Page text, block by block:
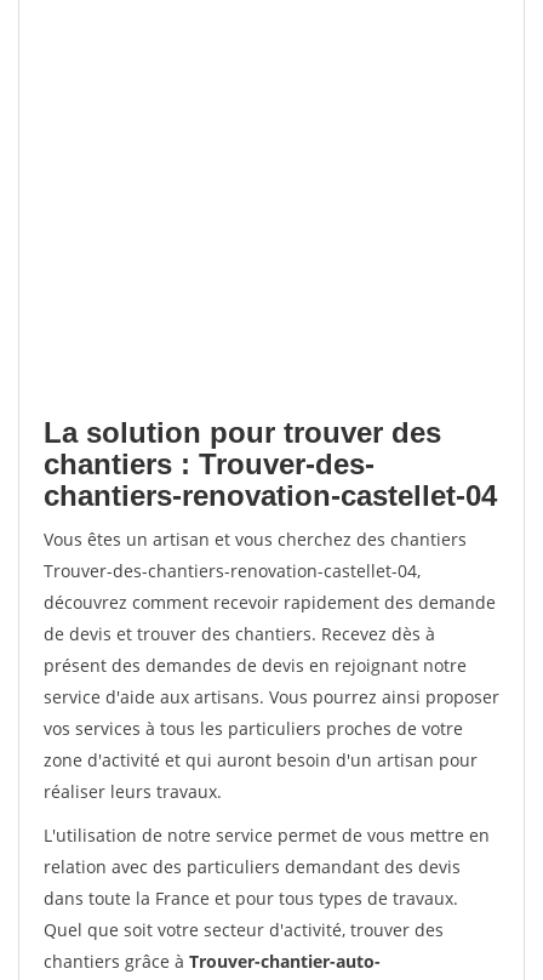
La solution pour trouver des
chantiers : Trouver-des-
chantiers-renovation-castellet-04
Vous êtes un artisan et vous cherchez des chantiers
Trouver-des-chantiers-renovation-castellet-04,
découvrez comment recevoir rapidement des demande
de devis et trouver des chantiers. Recevez dès à
présent des demandes de devis en rejoignant notre
service d'aide aux artisans. Vous pourrez ainsi proposer
vos services à tous les particuliers proches de votre
zone d'activité et qui auront besoin d'un artisan pour
réaliser leurs travaux.
L'utilisation de notre service permet de vous mettre en
relation avec des particuliers demandant des devis
dans toute la France et pour tous types de travaux.
Quel que soit votre secteur d'activité, trouver des
chantiers grâce à Trouver-chantier-auto-